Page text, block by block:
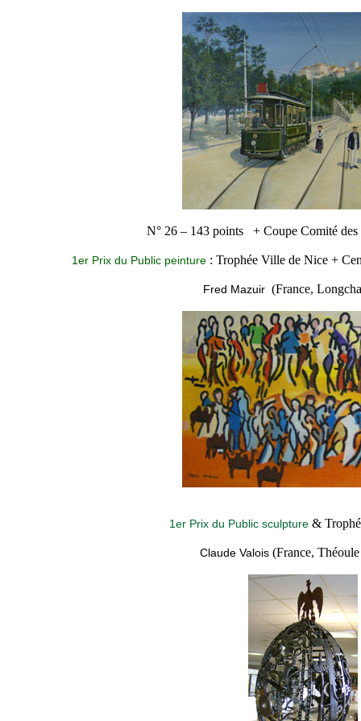
N° 26 – 143 points + Coupe Comité des
1er Prix du Public peinture: Trophée Ville de Nice +
Fred Mazuir(France,
1er Prix du Public sculpture &
Claude Valois (France,